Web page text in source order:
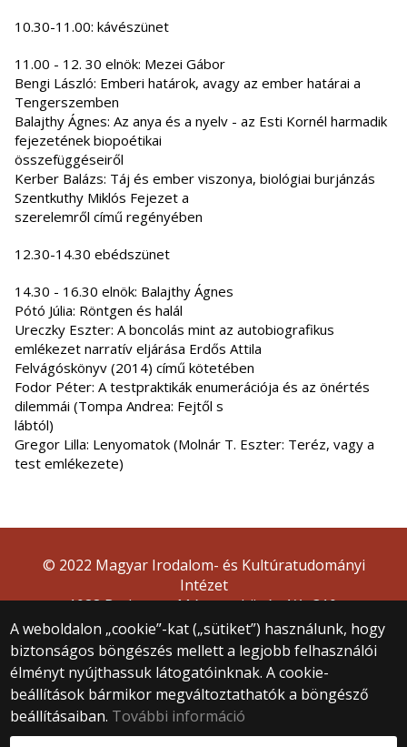
10.30-11.00: kávészünet
11.00 - 12. 30 elnök: Mezei Gábor
Bengi László: Emberi határok, avagy az ember határai a
Tengerszemben
Balajthy Ágnes: Az anya és a nyelv - az Esti Kornél harmadik
fejezetének biopoétikai
összefüggéseiről
Kerber Balázs: Táj és ember viszonya, biológiai burjánzás
Szentkuthy Miklós Fejezet a
szerelemről című regényében
12.30-14.30 ebédszünet
14.30 - 16.30 elnök: Balajthy Ágnes
Pótó Júlia: Röntgen és halál
Ureczky Eszter: A boncolás mint az autobiografikus
emlékezet narratív eljárása Erdős Attila
Felvágóskönyv (2014) című kötetében
Fodor Péter: A testpraktikák enumerációja és az önértés
dilemmái (Tompa Andrea: Fejtől s
lábtól)
Gregor Lilla: Lenyomatok (Molnár T. Eszter: Teréz, vagy a
test emlékezete)
A weboldalon „cookie”-kat („sütiket”) használunk, hogy
biztonságos böngészés mellett a legjobb felhasználói
élményt nyújthassuk látogatóinknak. A cookie-
beállítások bármikor megváltoztathatók a böngésző
beállításaiban. További információ
© 2022 Magyar Irodalom- és Kultúratudományi
Intézet
1088 Budapest, Múzeum körút 4/A, 310.
Webfejlesztés: